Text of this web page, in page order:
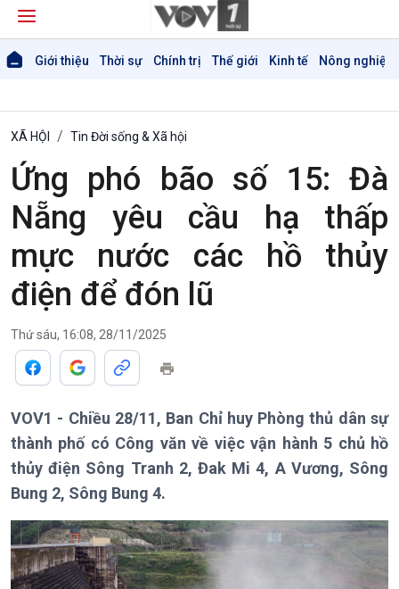
Giới thiệu Thời sự Chính trị Thế giới Kinh tế Nông nghiệp
Giới thiệu
Thời sự
Thời sự 12h
Thời sự 18h
XÃ HỘI Tin Đời sống & Xã hội
Ứng phó bão số 15: Đà
Nẵng yêu cầu hạ thấp
mực nước các hồ thủy
điện để đón lũ
Thứ sáu, 16:08, 28/11/2025
VOV1 - Chiều 28/11, Ban Chỉ huy Phòng thủ dân sự
thành phố có Công văn về việc vận hành 5 chủ hồ
thủy điện Sông Tranh 2, Đak Mi 4, A Vương, Sông
Bung 2, Sông Bung 4.